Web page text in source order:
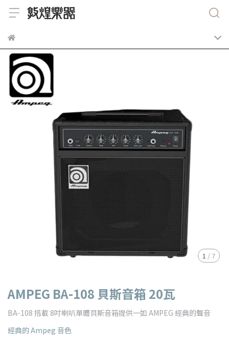
1 / 7
AMPEG BA-108 貝斯音箱 20瓦
BA-108 搭載 8吋喇叭單體貝斯音箱提供一如 AMPEG 經典的聲音
經典的 Ampeg 音色